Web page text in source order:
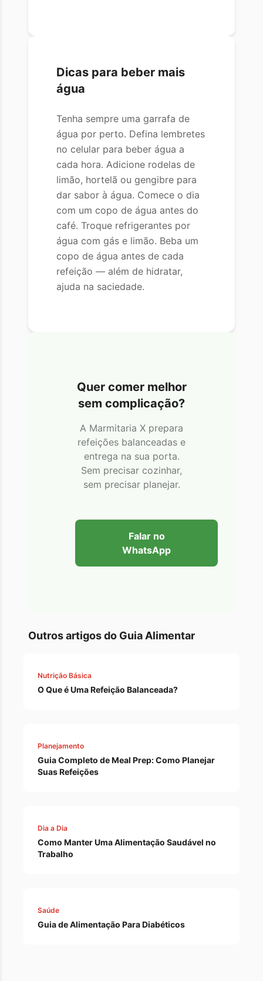
Dicas para beber mais
água
Tenha sempre uma garrafa de
água por perto. Defina lembretes
no celular para beber água a
cada hora. Adicione rodelas de
limão, hortelã ou gengibre para
dar sabor à água. Comece o dia
com um copo de água antes do
café. Troque refrigerantes por
água com gás e limão. Beba um
copo de água antes de cada
refeição — além de hidratar,
ajuda na saciedade.
Quer comer melhor
sem complicação?
A Marmitaria X prepara
refeições balanceadas e
entrega na sua porta.
Sem precisar cozinhar,
sem precisar planejar.
Falar no
WhatsApp
Outros artigos do Guia Alimentar
Nutrição Básica
O Que é Uma Refeição Balanceada?
Planejamento
Guia Completo de Meal Prep: Como Planejar
Suas Refeições
Dia a Dia
Como Manter Uma Alimentação Saudável no
Trabalho
Saúde
Guia de Alimentação Para Diabéticos